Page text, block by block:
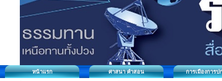
หน้าแรก ศาสนา คำสอน การเมืองการป